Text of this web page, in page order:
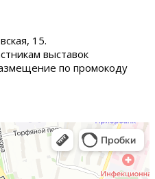
15.
выставок
по промокоду